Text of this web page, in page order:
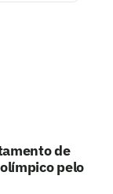
de
pelo